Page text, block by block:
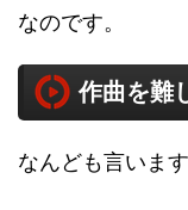
なのです。
作曲を難
なんども言いま